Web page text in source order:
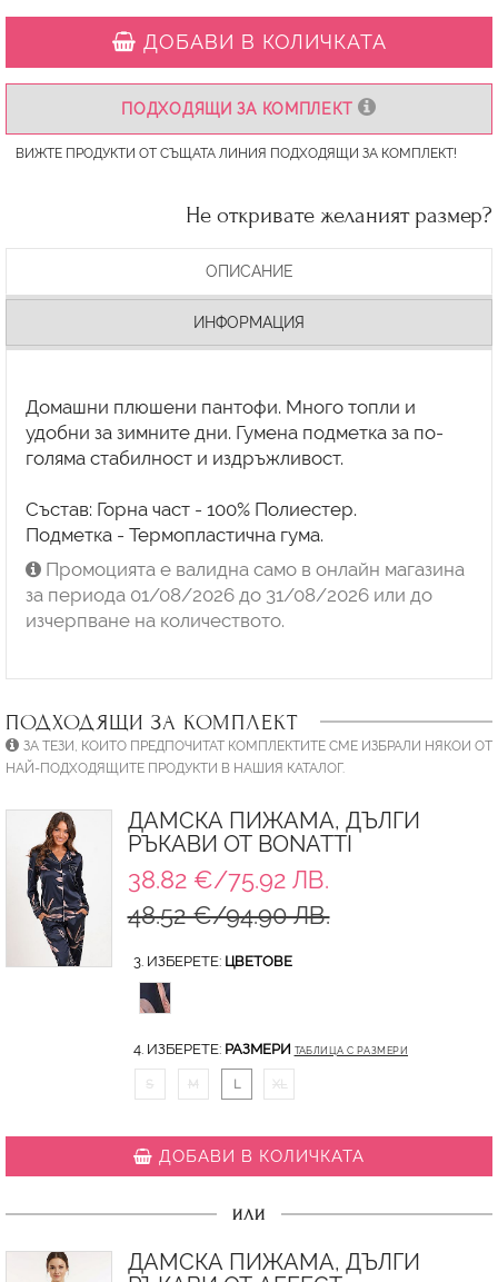
ДОБАВИ В КОЛИЧКАТА
ПОДХОДЯЩИ ЗА КОМПЛЕКТ
ВИЖТЕ ПРОДУКТИ ОТ СЪЩАТА ЛИНИЯ ПОДХОДЯЩИ ЗА КОМПЛЕКТ!
Не откривате желаният размер?
ОПИСАНИЕ
ИНФОРМАЦИЯ
Домашни плюшени пантофи. Много топли и
удобни за зимните дни. Гумена подметка за по-
голяма стабилност и издръжливост.
Състав: Горна част - 100% Полиестер.
Промоцията е валидна само в онлайн магазина
за периода 01/08/2026 до 31/08/2026 или до
изчерпване на количеството.
ПОДХОДЯЩИ ЗА КОМПЛЕКТ
ЗА ТЕЗИ, КОИТО ПРЕДПОЧИТАТ КОМПЛЕКТИТЕ СМЕ ИЗБРАЛИ НЯКОИ ОТ
НАЙ-ПОДХОДЯЩИТЕ ПРОДУКТИ В НАШИЯ КАТАЛОГ.
ДАМСКА ПИЖАМА, ДЪЛГИ
РЪКАВИ ОТ BONATTI
38.82 €/75.92 ЛВ.
48.52 €/94.90 ЛВ.
3. ИЗБЕРЕТЕ: ЦВЕТОВЕ
4. ИЗБЕРЕТЕ: РАЗМЕРИ ТАБЛИЦА С РАЗМЕРИ
S M L XL
ДОБАВИ В КОЛИЧКАТА
ИЛИ
ДАМСКА ПИЖАМА, ДЪЛГИ